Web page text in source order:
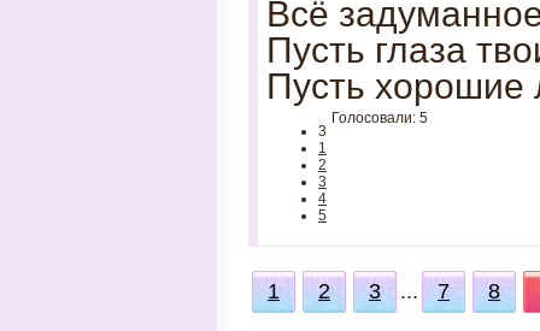
Всё
Пусть глаза
Пусть хорошие
3
1
2
3
4
5
Голосовали: 5
1 2 3 ... 7 8